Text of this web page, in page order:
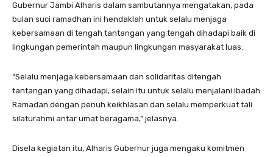
Gubernur Jambi Alharis dalam sambutannya mengatakan, pada
bulan suci ramadhan ini hendaklah untuk selalu menjaga
kebersamaan di tengah tantangan yang tengah dihadapi baik di
lingkungan pemerintah maupun lingkungan masyarakat luas.
“Selalu menjaga kebersamaan dan solidaritas ditengah
tantangan yang dihadapi, selain itu untuk selalu menjalani ibadah
Ramadan dengan penuh keikhlasan dan selalu memperkuat tali
silaturahmi antar umat beragama,” jelasnya.
Disela kegiatan itu, Alharis Gubernur juga mengaku komitmen